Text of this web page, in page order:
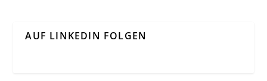
AUF LINKEDIN FOLGEN